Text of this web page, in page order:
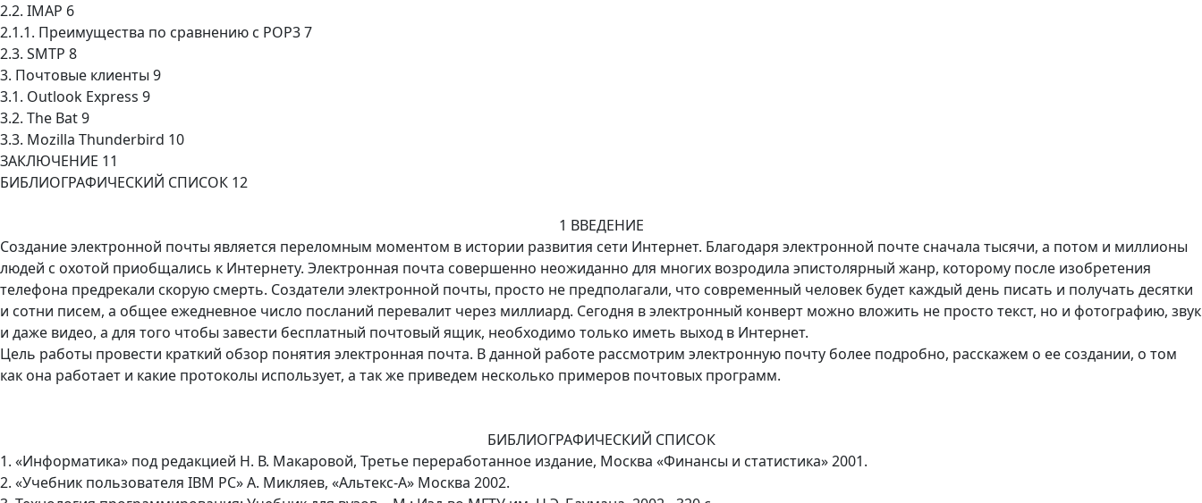
2.2. IMAP 6
2.1.1. Преимущества по сравнению с POP3 7
2.3. SMTP 8
3. Почтовые клиенты 9
3.1. Outlook Express 9
3.2. The Bat 9
3.3. Mozilla Thunderbird 10
ЗАКЛЮЧЕНИЕ 11
БИБЛИОГРАФИЧЕСКИЙ СПИСОК 12
1 ВВЕДЕНИЕ
Создание электронной почты является переломным моментом в истории развития сети Интернет. Благодаря электронной почте сначала тысячи, а потом и миллионы
людей с охотой приобщались к Интернету. Электронная почта совершенно неожиданно для многих возродила эпистолярный жанр, которому после изобретения
телефона предрекали скорую смерть. Создатели электронной почты, просто не предполагали, что современный человек будет каждый день писать и получать десятки
и сотни писем, а общее ежедневное число посланий перевалит через миллиард. Сегодня в электронный конверт можно вложить не просто текст, но и фотографию, звук
и даже видео, а для того чтобы завести бесплатный почтовый ящик, необходимо только иметь выход в Интернет.
Цель работы провести краткий обзор понятия электронная почта. В данной работе рассмотрим электронную почту более подробно, расскажем о ее создании, о том
как она работает и какие протоколы использует, а так же приведем несколько примеров почтовых программ.
БИБЛИОГРАФИЧЕСКИЙ СПИСОК
1. «Информатика» под редакцией Н. В. Макаровой, Третье переработанное издание, Москва «Финансы и статистика» 2001.
2. «Учебник пользователя IBM PC» А. Микляев, «Альтекс-А» Москва 2002.